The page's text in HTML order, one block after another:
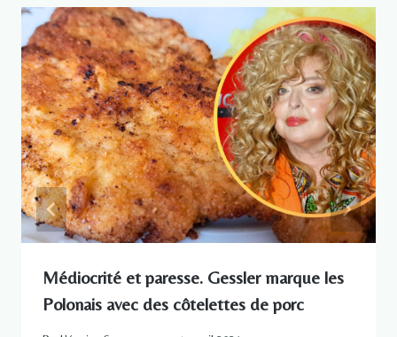
Médiocrité et paresse. Gessler marque les
Polonais avec des côtelettes de porc